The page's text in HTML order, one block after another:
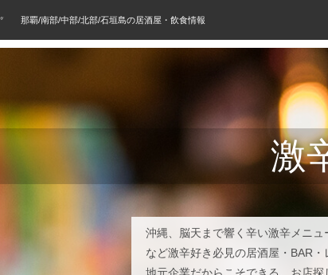
那覇/南部/中部/北部/石垣島の居酒屋・飲食情報
激
沖縄、脳天まで響く辛い激辛メニ
など激辛好き必見の居酒屋・BAR